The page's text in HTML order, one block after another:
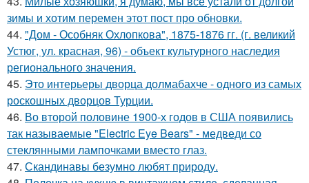
зимы и хотим перемен этот пост про обновки.
44. "Дом - Особняк Охлопкова", 1875-1876 гг. (г. великий
Устюг, ул. красная, 96) - объект культурного наследия
регионального значения.
45. Это интерьеры дворца долмабахче - одного из самых
роскошных дворцов Турции.
46. Во второй половине 1900-х годов в США появились
так называемые "Electric Eye Bears" - медведи со
стеклянными лампочками вместо глаз.
47. Скандинавы безумно любят природу.